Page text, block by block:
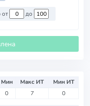
Против команд со стоимостью от до
Мин Макс ИТ
Мин ИТ
0 7 0